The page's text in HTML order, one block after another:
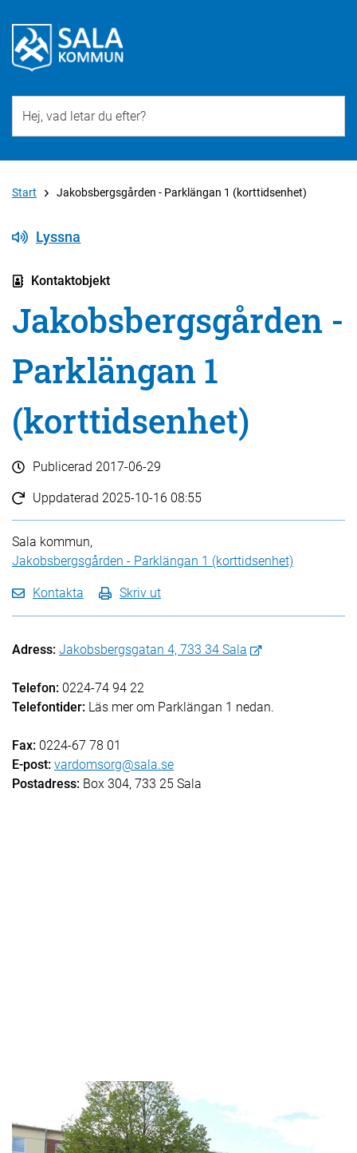
Start Jakobsbergsgården - Parklängan 1 (korttidsenhet)
Lyssna
Kontaktobjekt
Jakobsbergsgården -
Parklängan 1
(korttidsenhet)
Publicerad 2017-06-29
Uppdaterad 2025-10-16 08:55
Sala kommun,
Jakobsbergsgården - Parklängan 1 (korttidsenhet)
Kontakta Skriv ut
Adress: Jakobsbergsgatan 4, 733 34 Sala
Telefon: 0224-74 94 22
Telefontider: Läs mer om Parklängan 1 nedan.
Fax: 0224-67 78 01
E-post: vardomsorg@sala.se
Postadress: Box 304, 733 25 Sala